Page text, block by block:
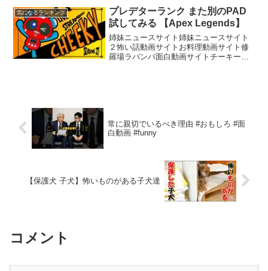
た。「あんたの旦那にLINEで告られたん
だけど」と。...
気になるランキング
プレデターランク また別のPAD
試してみる 【Apex Legends】
姉妹ニュースサイト姉妹ニュースサイト
２怖い話動画サイトお料理動画サイト修
羅場ラバンバ面白動画サイトチーキーで
常に親切でいるべき理由 #おもしろ #面
白動画 #funny
【保護犬 子犬】怖いものがある子犬達
コメント